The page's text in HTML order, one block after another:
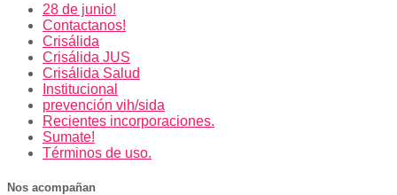
28 de junio!
Contactanos!
Crisálida
Crisálida JUS
Crisálida Salud
Institucional
prevención vih/sida
Recientes incorporaciones.
Sumate!
Términos de uso.
Nos acompañan